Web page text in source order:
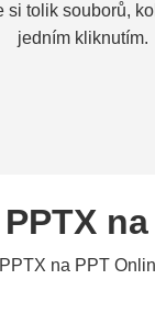
si tolik souborů,
jedním kliknutím.
PPTX na PPT